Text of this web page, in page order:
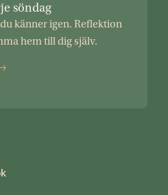
söndag
känner igen. Reflektion
hem till dig själv.